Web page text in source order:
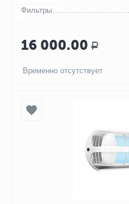
Фильтры
16 000.00 Р
Временно отсутствует